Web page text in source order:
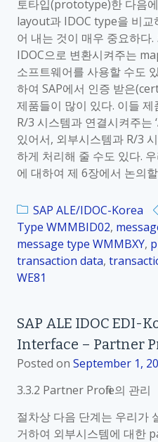
토타입(prototype)한 다음
layout과 IDOC type을 비
어 내는 것이 매우 중요하
IDOC으로 변환시켜주는
소프트웨어를 사용할 수도
하여 SAP에서 인증 받은
제품들이 많이 있다. 이들
R/3 시스템과 연결시켜주는
있어서, 외부시스템과 R/3
하게 처리해 줄 수도 있다.
에 대하여 제 6장에서 논의
SAP ALE/IDOC-Korea
Type WMMBID02,
message type WMMBXY,
transaction data,
WE81
SAP ALE IDOC EDI-
Interface – Partner
Posted on September 1,
3.3.2 Partner Profile의 관리
절차상 다음 단계는 우리가
거하여 외부시스템에 대한